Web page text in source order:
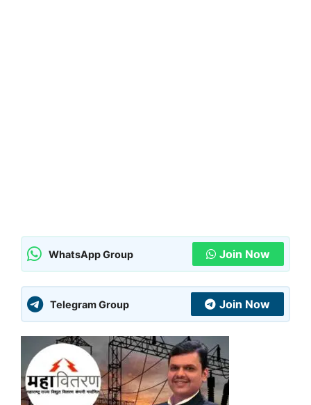
WhatsApp Group Join Now
Telegram Group Join Now